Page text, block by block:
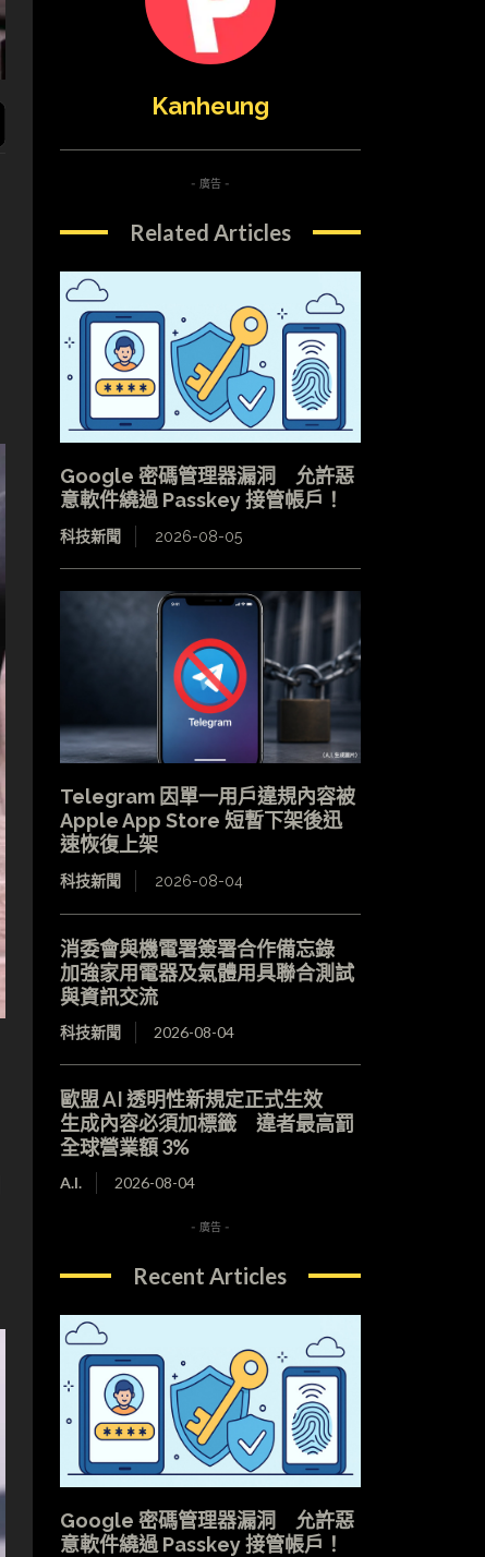
Kanheung
- 廣告 -
Related Articles
Google 密碼管理器漏洞 允許惡
意軟件繞過 Passkey 接管帳戶！
科技新聞 2026-08-05
Telegram 因單一用戶違規內容被
Apple App Store 短暫下架後迅
速恢復上架
科技新聞 2026-08-04
消委會與機電署簽署合作備忘錄
加強家用電器及氣體用具聯合測試
與資訊交流
科技新聞 2026-08-04
歐盟 AI 透明性新規定正式生效
生成內容必須加標籤 違者最高罰
全球營業額 3%
A.I. 2026-08-04
- 廣告 -
Recent Articles
Google 密碼管理器漏洞 允許惡
意軟件繞過 Passkey 接管帳戶！